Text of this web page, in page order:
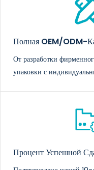
Полная OEM/ODM-
От разработки
упаковки с
Процент Успешной